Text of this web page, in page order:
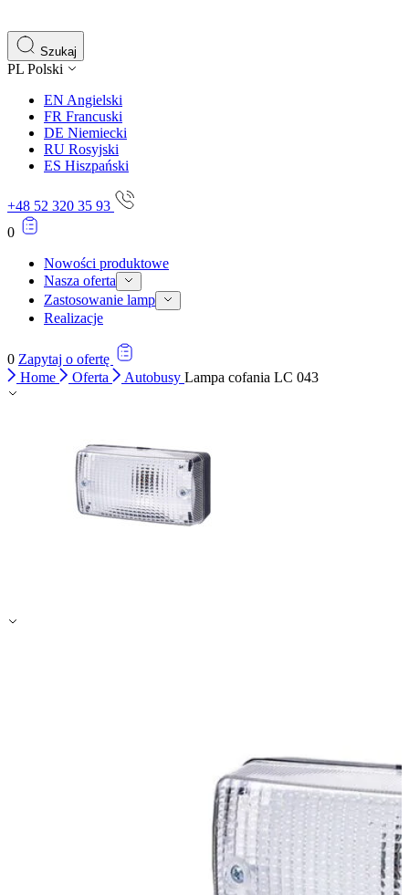
Szukaj
PL Polski
EN Angielski
FR Francuski
DE Niemiecki
RU Rosyjski
ES Hiszpański
+48 52 320 35 93
0
Nowości produktowe
Nasza oferta
Zastosowanie lamp
Realizacje
0 Zapytaj o ofertę
Home
Oferta Autobusy Lampa cofania LC 043
istotne i interesujące dla poszczególnych użytkowników
Nieklasyfikowane
Nieklasyfikowane pliki cookie, to pliki, które są w